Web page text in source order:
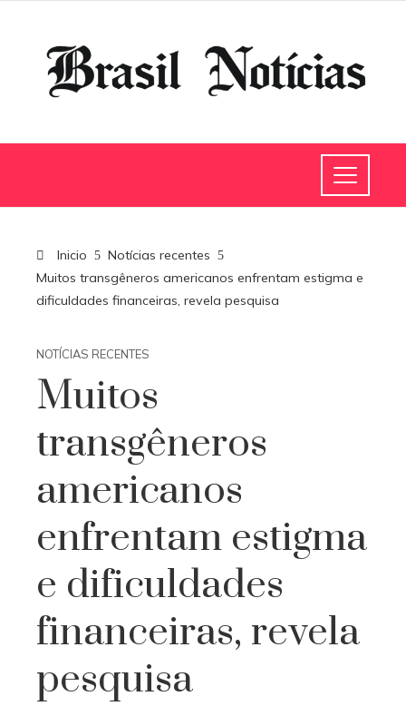
Inicio
Notícias recentes
Muitos transgêneros americanos enfrentam estigma e
dificuldades financeiras, revela pesquisa
NOTÍCIAS RECENTES
Muitos
transgêneros
americanos
enfrentam estigma
e dificuldades
financeiras, revela
pesquisa